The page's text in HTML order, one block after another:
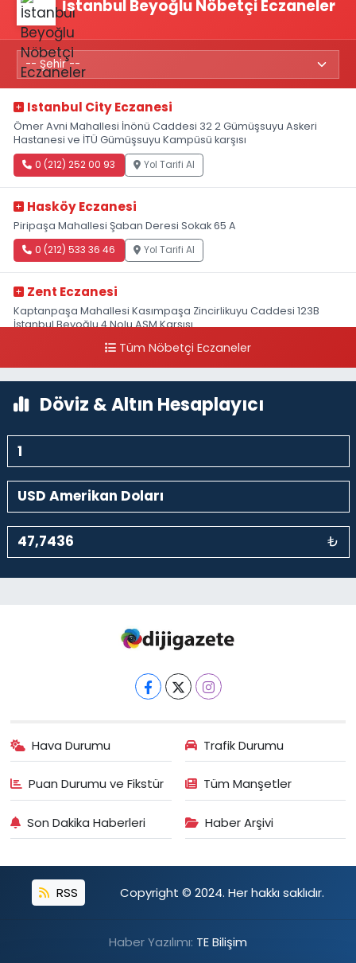
İstanbul Beyoğlu Nöbetçi Eczaneler
Istanbul City Eczanesi
Ömer Avni Mahallesi İnönü Caddesi 32 2 Gümüşsuyu Askeri
Hastanesi ve İTÜ Gümüşsuyu Kampüsü karşısı
0 (212) 252 00 93 Yol Tarifi Al
Hasköy Eczanesi
Piripaşa Mahallesi Şaban Deresi Sokak 65 A
0 (212) 533 36 46 Yol Tarifi Al
Zent Eczanesi
Kaptanpaşa Mahallesi Kasımpaşa Zincirlikuyu Caddesi 123B
İstanbul Beyoğlu 4 Nolu ASM Karşısı
0 (212) 297 96 92 Yol Tarifi Al
Tüm Nöbetçi Eczaneler
Döviz & Altın Hesaplayıcı
₺
Hava Durumu Trafik Durumu
Puan Durumu ve Fikstür Tüm Manşetler
Son Dakika Haberleri Haber Arşivi
RSS Copyright © 2024. Her hakkı saklıdır.
Haber Yazılımı: TE Bilişim